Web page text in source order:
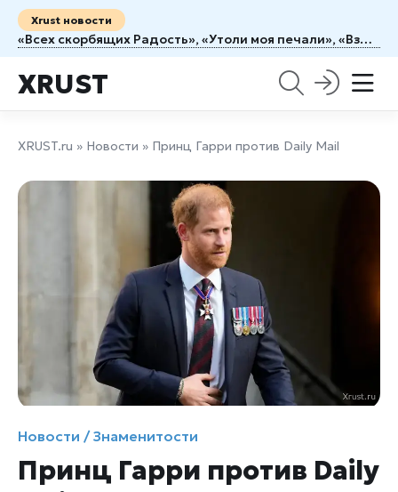
Xrust новости
«Всех скорбящих Радость», «Утоли моя печали», «Взыскание погибших»: путеводитель по иконам для тех, кому плохо
XRUST
XRUST.ru » Новости » Принц Гарри против Daily Mail
Новости / Знаменитости
Принц Гарри против Daily